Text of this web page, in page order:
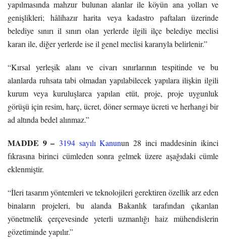
yapılmasında mahzur bulunan alanlar ile köyün ana yolları ve
genişlikleri; hâlihazır harita veya kadastro paftaları üzerinde
belediye sınırı il sınırı olan yerlerde ilgili ilçe belediye meclisi
kararı ile, diğer yerlerde ise il genel meclisi kararıyla belirlenir.”
“Kırsal yerleşik alanı ve civarı sınırlarının tespitinde ve bu
alanlarda ruhsata tabi olmadan yapılabilecek yapılara ilişkin ilgili
kurum veya kuruluşlarca yapılan etüt, proje, proje uygunluk
görüşü için resim, harç, ücret, döner sermaye ücreti ve herhangi bir
ad altında bedel alınmaz.”
MADDE 9 – 3194 sayılı Kanunun 28 inci maddesinin ikinci
fıkrasına birinci cümleden sonra gelmek üzere aşağıdaki cümle
eklenmiştir.
“İleri tasarım yöntemleri ve teknolojileri gerektiren özellik arz eden
binaların projeleri, bu alanda Bakanlık tarafından çıkarılan
yönetmelik çerçevesinde yeterli uzmanlığı haiz mühendislerin
gözetiminde yapılır.”